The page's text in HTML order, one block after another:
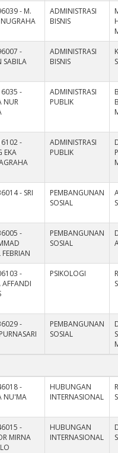
- M.
NUGRAHA
ADMINISTRASI
BISNIS
-
SABILA
ADMINISTRASI
BISNIS
-
NUR
ADMINISTRASI
PUBLIK
-
EKA
ADMINISTRASI
PUBLIK
- SRI
PEMBANGUNAN
SOSIAL
-
PEMBANGUNAN
SOSIAL
-
PSIKOLOGI
-
PEMBANGUNAN
SOSIAL
-
NU'MA
HUBUNGAN
INTERNASIONAL
-
MIRNA
HUBUNGAN
INTERNASIONAL